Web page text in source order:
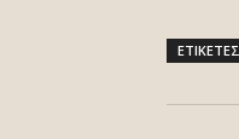
ΕΤΙΚΕΤΕΣ